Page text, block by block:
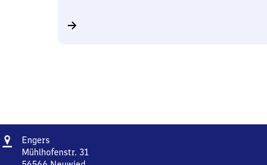
Adresse
EngersEngers
Mühlhofenstr. 31